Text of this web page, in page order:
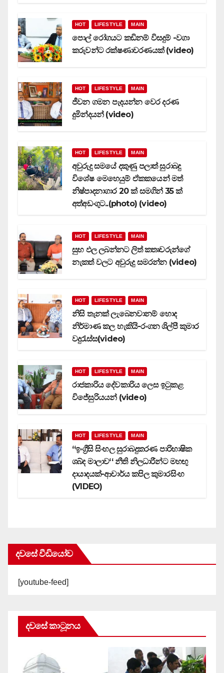
HOT LIFESTYLE MAIN
පොල් රෝගයට කඩිනම් විසදුම් -වගා
කරුවන්ට රක්ෂණාවරණයක් (video)
HOT LIFESTYLE MAIN
ජීවන ගමන පැදයන්න වෙර දරණ
දුමින්දයන් (video)
HOT LIFESTYLE MAIN
අවුරුදු සමයේ දකුණු පලාත් සුරාබදු
විශේෂ මෙහෙයුම් ඒකකයෙන් මත්
නිෂ්පාදනාගාර 20 ක් සමගින් 35 ක්
අත්අඩංගුට..(photo) (video)
HOT LIFESTYLE MAIN
සුභ ඵල ලබන්නට ලිත් කතෘවරුන්ගේ
නැකත් වලට අවුරුදු සමරන්න (video)
HOT LIFESTYLE MAIN
නිසි තැනක් ලැබෙනවානම් හොද
නිර්මාණ කල හැකියි-රංගන ශිල්පී කුමාර
වදුරැස්ස(video)
HOT LIFESTYLE MAIN
රාජකාරිය දේවකාරිය ලෙස ඉටුකළ
විජේසුරියයන් (video)
HOT LIFESTYLE MAIN
‘‘ඉංග්‍රීසි සිංහල සුරාබදුකරණ පාරිභාෂික
ශබ්ද මාලාව‘‘ නීති නිලධාරීන්ට මහඟු
දායාදයක්-ආචාර්ය කපිල කුමාරසිංහ
(VIDEO)
දවසේ වීඩියෝව
[youtube-feed]
දවසේ කාටූනය